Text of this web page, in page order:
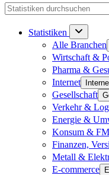
Statistiken
Alle Branchen
Wirtschaft &
Pharma &
Internet
Gesellschaft
Verkehr &
Energie &
Konsum &
Finanzen,
Metall &
E-commerce